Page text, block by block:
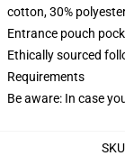
cotton, 30%
Entrance pouch
Ethically sourced
Requirements
Be aware: In case
SKU